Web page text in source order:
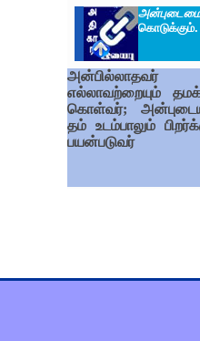
அன்புடைமை
கொடுக்கும்.
அன்பில்லாதவர்
எல்லாவற்றையும்
கொள்வர்;
தம் உடம்பாலும்
பயன்படுவர்